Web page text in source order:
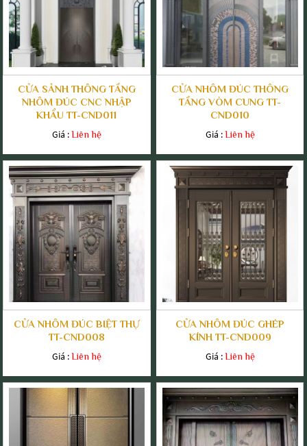
CỬA SẢNH THÔNG TẦNG
NHÔM ĐÚC CNC NHẬP
KHẨU TT-CND011
Giá :Liên hệ
CỬA NHÔM ĐÚC THÔNG
TẦNG VÒM CUNG TT-
CND010
Giá :Liên hệ
CỬA NHÔM ĐÚC BIỆT THỰ
TT-CND008
Giá :Liên hệ
CỬA NHÔM ĐÚC GHÉP
KÍNH TT-CND009
Giá :Liên hệ